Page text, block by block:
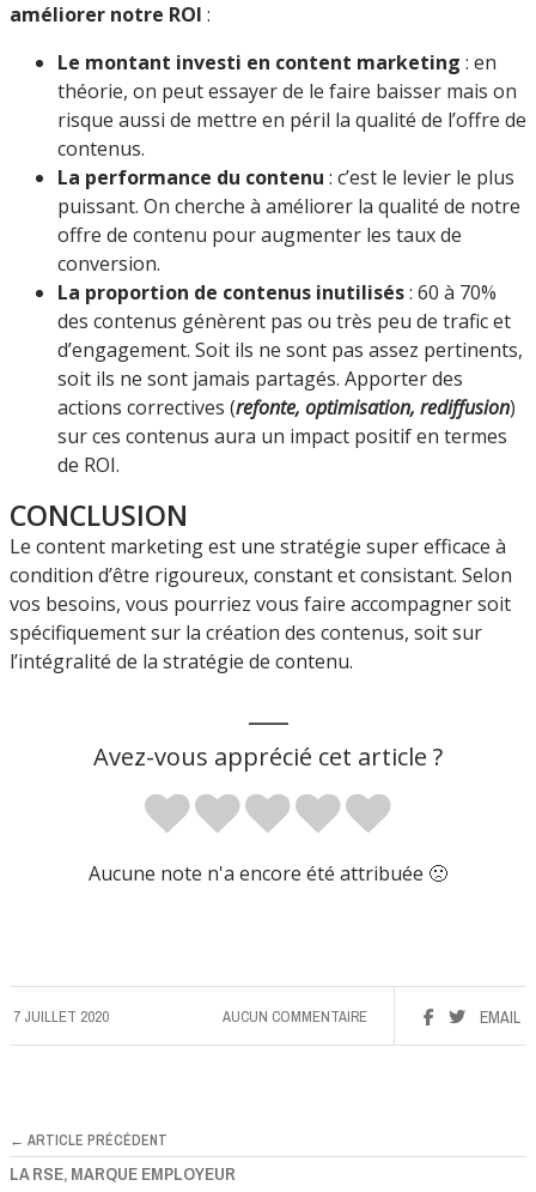
améliorer notre ROI :
Le montant investi en content marketing : en
théorie, on peut essayer de le faire baisser mais on
risque aussi de mettre en péril la qualité de l’offre de
contenus.
La performance du contenu : c’est le levier le plus
puissant. On cherche à améliorer la qualité de notre
offre de contenu pour augmenter les taux de
conversion.
La proportion de contenus inutilisés: 60 à 70%
des contenus génèrent pas ou très peu de trafic et
d’engagement. Soit ils ne sont pas assez pertinents,
soit ils ne sont jamais partagés. Apporter des
actions correctives (refonte, optimisation, rediffusion)
sur ces contenus aura un impact positif en termes
de ROI.
CONCLUSION
Le content marketing est une stratégie super efficace à
condition d’être rigoureux, constant et consistant. Selon
vos besoins, vous pourriez vous faire accompagner soit
spécifiquement sur la création des contenus, soit sur
l’intégralité de la stratégie de contenu.
Avez-vous apprécié cet article ?
Aucune note n'a encore été attribuée 🙁
7 JUILLET 2020 EMAIL
AUCUN COMMENTAIRE
← ARTICLE PRÉCÉDENT
LA RSE, MARQUE EMPLOYEUR